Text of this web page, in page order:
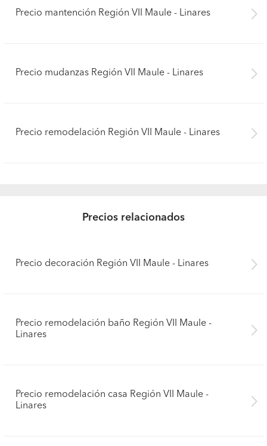
Precio mantención Región VII Maule - Linares
Precio mudanzas Región VII Maule - Linares
Precio remodelación Región VII Maule - Linares
Precios relacionados
Precio decoración Región VII Maule - Linares
Precio remodelación baño Región VII Maule -
Linares
Precio remodelación casa Región VII Maule -
Linares